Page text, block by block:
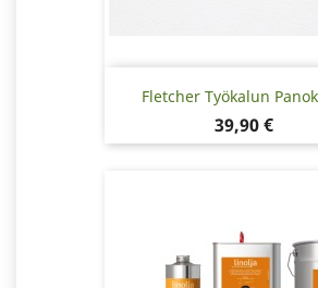
Fletcher Työkalun
Hinta
39,90 €